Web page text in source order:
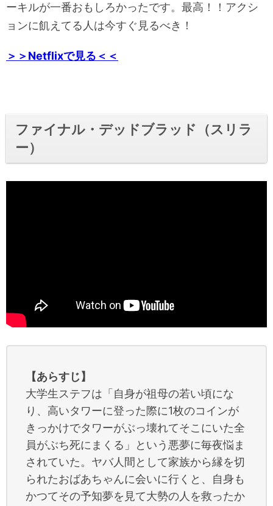
ーキルが一番おもしろかったです。最高！！アクシ
ョンに飢えてる人は今すぐ見るべき！
＞＞Netflixで見る＜＜
ファイナル・デッドブラッド（スリラ
ー）
【あらすじ】
大学生ステフは「自身が祖母の若い頃にな
り、高いタワーに登った際に1枚のコインが
きっかけでタワーがぶっ壊れてそこにいた全
員がぶち死にまくる」という悪夢に毎夜悩ま
されていた。ヤバ人間として家族から縁を切
られたおばあちゃんに会いに行くと、自身も
かつてその予知夢を見て大勢の人を救ったか